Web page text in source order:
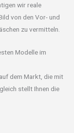
wir reale
von den Vor- und
zu vermitteln.
Modelle im
dem Markt, die mit
stellt Ihnen die